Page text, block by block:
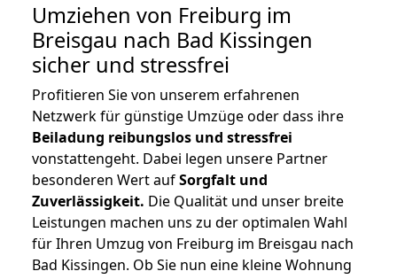
Umziehen von Freiburg im
Breisgau nach Bad Kissingen
sicher und stressfrei
Profitieren Sie von unserem erfahrenen
Netzwerk für günstige Umzüge oder dass ihre
Beiladung reibungslos und stressfrei
vonstattengeht. Dabei legen unsere Partner
besonderen Wert aufSorgfalt und
Zuverlässigkeit. Die Qualität und unser breite
Leistungen machen uns zu der optimalen Wahl
für Ihren Umzug von Freiburg im Breisgau nach
Bad Kissingen. Ob Sie nun eine kleine Wohnung